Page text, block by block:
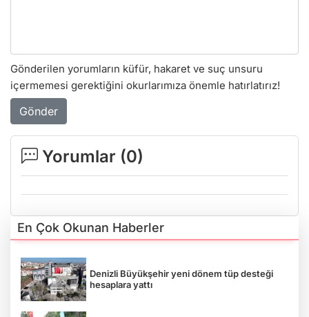
Gönderilen yorumların küfür, hakaret ve suç unsuru
içermemesi gerektiğini okurlarımıza önemle hatırlatırız!
Gönder
Yorumlar (0)
En Çok Okunan Haberler
Denizli Büyükşehir yeni dönem tüp desteği
hesaplara yattı